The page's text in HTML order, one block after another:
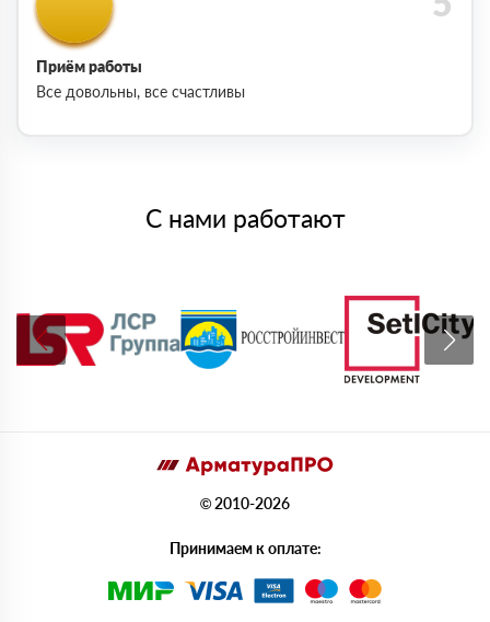
Приём работы
Все довольны, все счастливы
С нами работают
© 2010-2026
Принимаем к оплате: